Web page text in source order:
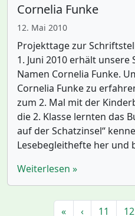
Cornelia Funke
12. Mai 2010
Projekttage zur
1. Juni 2010 erhält unsere
Namen Cornelia Funke.
Cornelia Funke zu
zum 2. Mal mit der
die 2. Klasse lernten das
auf der Schatzinsel“
Lesebegleithefte her und
Weiterlesen »
« ‹ Seite
11 12